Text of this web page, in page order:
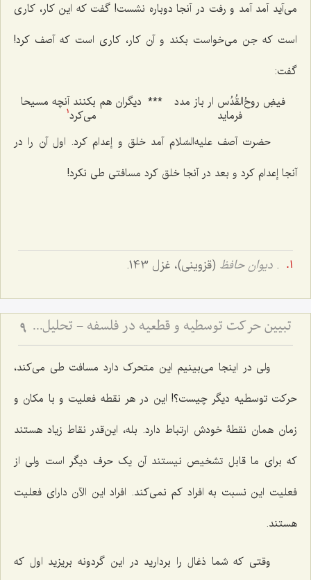
می‌آید آمد آمد و رفت در آنجا دوباره نشست! گفت که این کار، کاری
است که جن می‌خواست بکند و آن کار، کاری است که آصف کرد!
گفت:
فیضِ روحُ‌القُدُس ار باز مدد
فرماید
*** دیگران هم بکنند آنچه مسیحا
می‌کرد1
حضرت آصف علیه‌السّلام آمد خلق و إعدام کرد. اول آن را در
آنجا إعدام کرد و بعد در آنجا خلق کرد مسافتی طی نکرد!
. دیوان حافظ (قزوینی)، غزل 143.
تبیین حرکت توسطیه و قطعیه در فلسفه - تحلیل نسبت فعلیت و قوه در حرکت‌های تدریجی 9
ولی در اینجا می‌بینیم این متحرک دارد مسافت طی می‌کند،
حرکت توسطیه دیگر چیست؟! این در هر نقطه فعلیت و با مکان و
زمان همان نقطۀ خودش ارتباط دارد. بله، این‌قدر نقاط زیاد هستند
که برای ما قابل تشخیص نیستند آن یک حرف دیگر است ولی از
فعلیت این نسبت به افراد کم نمی‌کند. افراد این الآن دارای فعلیت
هستند.
وقتی که شما ذغال را بردارید در این گردونه بریزید اول که